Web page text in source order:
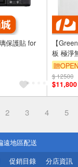
保護貼 for
【
板 極淨
板 局部
白板 附
贈
$ 12500
$11,800
2 3 4 5
偏遠地區配送
得獎公告
行優惠
遠地區配送
騙網頁！請小心！
促銷目錄 分店資訊